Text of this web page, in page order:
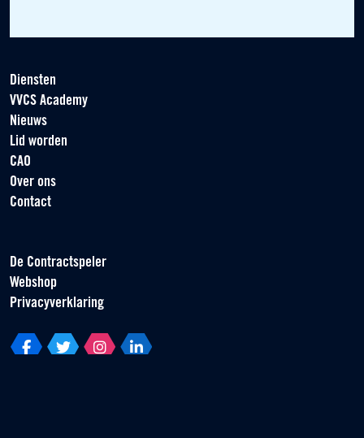
Diensten
VVCS Academy
Nieuws
Lid worden
CAO
Over ons
Contact
De Contractspeler
Webshop
Privacyverklaring